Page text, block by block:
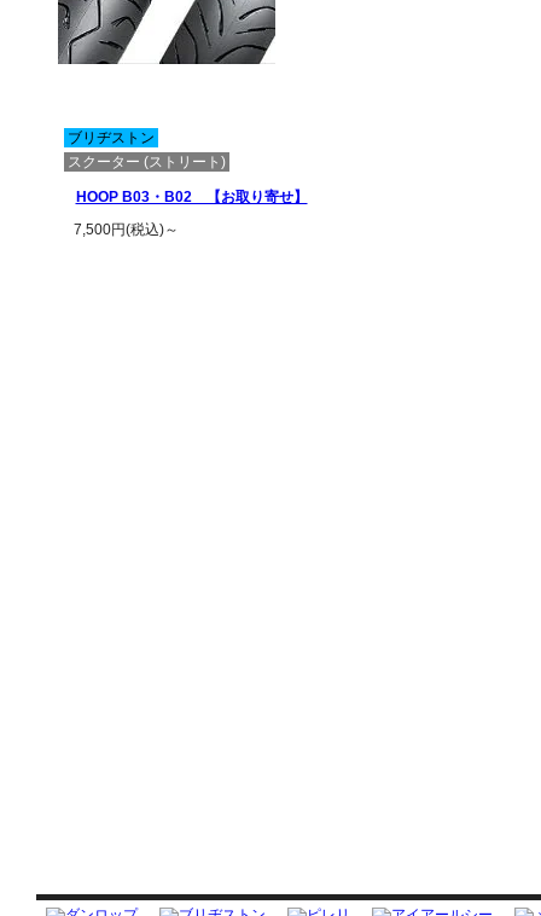
ブリヂストン
スクーター (ストリート)
HOOP B03・B02 【お取り寄せ】
7,500円(税込)～